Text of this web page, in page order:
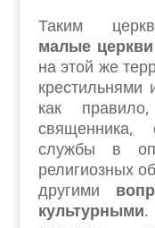
Таким
малые
на этой же
как
священника,
службы в
религиозных
другими
культурными.